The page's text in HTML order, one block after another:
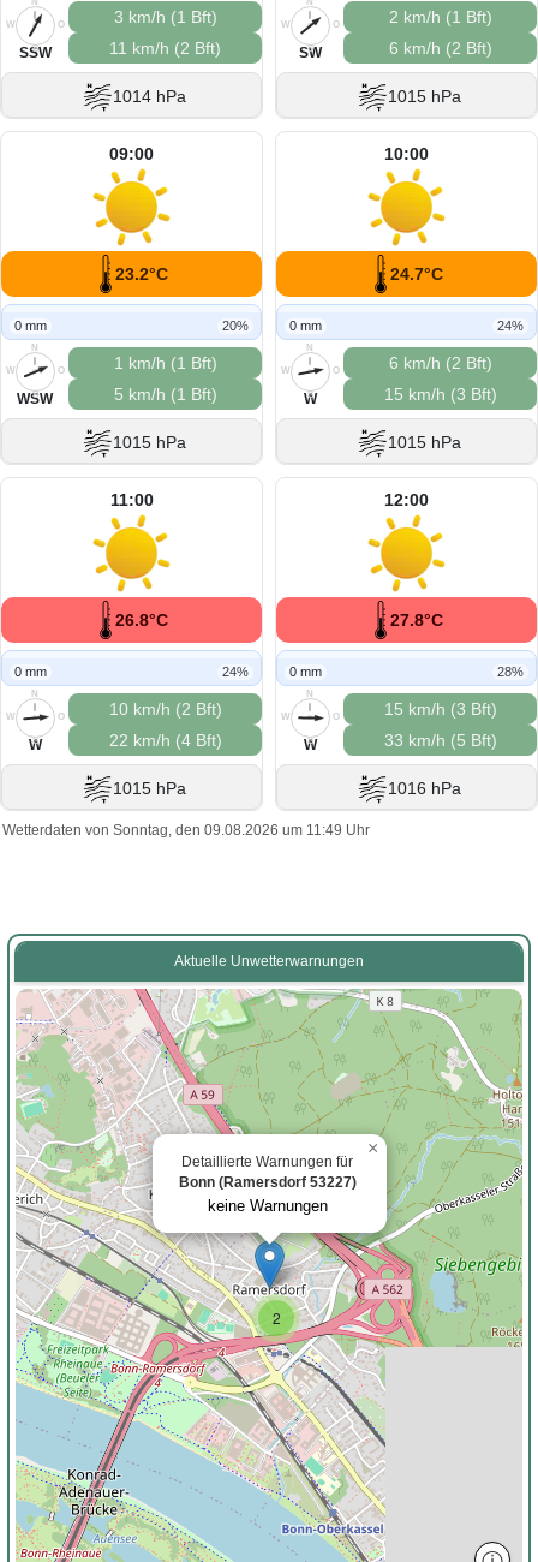
O
S
W
SSW
3 km/h (1 Bft)
11 km/h (2 Bft)
1014 hPa
O
S
W
SW
2 km/h (1 Bft)
6 km/h (2 Bft)
1015 hPa
09:00
23.2°C
0 mm 20%
N
O
S
W
WSW
1 km/h (1 Bft)
5 km/h (1 Bft)
1015 hPa
10:00
24.7°C
0 mm 24%
N
O
S
W
W
6 km/h (2 Bft)
15 km/h (3 Bft)
1015 hPa
11:00
26.8°C
0 mm 24%
N
O
S
W
W
10 km/h (2 Bft)
22 km/h (4 Bft)
1015 hPa
12:00
27.8°C
0 mm 28%
N
O
S
W
W
15 km/h (3 Bft)
33 km/h (5 Bft)
1016 hPa
Wetterdaten von Sonntag, den 09.08.2026 um 11:49 Uhr
Aktuelle Unwetterwarnungen
2
2
Detaillierte Warnungen für
Bonn (Ramersdorf 53227)
keine Warnungen
×